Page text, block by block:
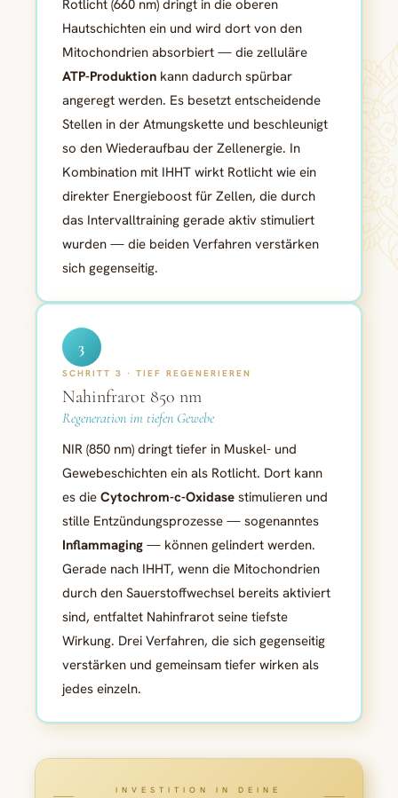
Rotlicht (660 nm) dringt in die oberen
Hautschichten ein und wird dort von den
Mitochondrien absorbiert — die zelluläre
ATP-Produktionkann dadurch spürbar
angeregt werden. Es besetzt entscheidende
Stellen in der Atmungskette und beschleunigt
so den Wiederaufbau der Zellenergie. In
Kombination mit IHHT wirkt Rotlicht wie ein
direkter Energieboost für Zellen, die durch
das Intervalltraining gerade aktiv stimuliert
wurden — die beiden Verfahren verstärken
sich gegenseitig.
3
SCHRITT 3 · TIEF REGENERIEREN
Nahinfrarot 850 nm
Regeneration im tiefen Gewebe
NIR (850 nm) dringt tiefer in Muskel- und
Gewebeschichten ein als Rotlicht. Dort kann
es die Cytochrom-c-Oxidasestimulieren und
stille Entzündungsprozesse — sogenanntes
Inflammaging— können gelindert werden.
Gerade nach IHHT, wenn die Mitochondrien
durch den Sauerstoffwechsel bereits aktiviert
sind, entfaltet Nahinfrarot seine tiefste
Wirkung. Drei Verfahren, die sich gegenseitig
verstärken und gemeinsam tiefer wirken als
jedes einzeln.
INVESTITION IN DEINE